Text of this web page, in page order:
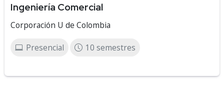
Ingeniería Comercial
Corporación U de Colombia
Presencial 10 semestres